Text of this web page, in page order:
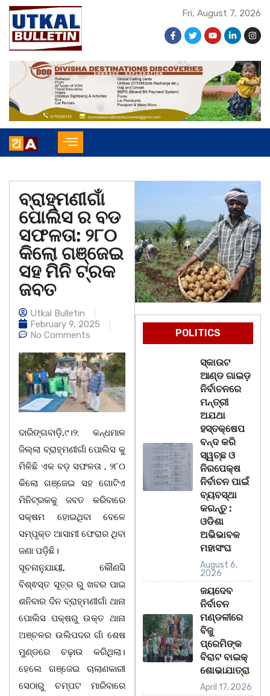
Fri, August 7, 2026
ବ୍ରାହ୍ମଣୀଗାଁ
ପୋଲିସ ର ବଡ
ସଫଳତା: ୨୮୦
କିଲୋ ଗଞ୍ଜେଇ
ସହ ମିନି ଟ୍ରକ
ଜବତ
Utkal Bulletin
February 9, 2025
No Comments
ଦାରିଙ୍ଗବାଡ଼ି,୯।୨: କନ୍ଧମାଳ
ଜିଲ୍ଲା ବ୍ରାହ୍ମଣୀଗାଁ ପୋଲିସ କୁ
ମିଳିଛି ଏକ ବଡ଼ ସଫଳତା , ୨୮୦
କିଲୋ ଗଞ୍ଜେଇ ସହ ଗୋଟିଏ
ମିନିଟ୍ରକକୁ ଜବତ କରିବାରେ
ସକ୍ଷମ ହୋଇଥିବା ବେଳେ
ସମ୍ପୃକ୍ତ ଆସାମୀ ଫେରାର ଥିବା
ଜଣା ପଡ଼ିଛି।
ସୂଚନାନୁଯାୟୀ, କୌଣସି
ବିଶ୍ଵସ୍ତ ସୂତ୍ର ରୁ ଖବର ପାଇ
ଶନିବାର ଦିନ ବ୍ରାହ୍ମଣୀଗାଁ ଥାନା
ପୋଲିସ ପକ୍ଷରୁ ଉକ୍ତ ଥାନା
ଅଞ୍ଚଳର ଉଲିପଦର ଗାଁ ଶେଷ
ମୁଣ୍ଡରେ ଚଢ଼ାଉ କରିଥିଲା।
ହେଲେ ଗଞ୍ଜେଇ ଚାଲାଣକାରୀ
ସେଠାରୁ ଚମ୍ପଟ ମାରିବାରେ
POLITICS
ସ୍କାଉଟ
ଆଣ୍ଡ ଗାଇଡ଼
ନିର୍ବାଚନରେ
ମନ୍ତ୍ରୀ
ଅଯଥା
ହସ୍ତକ୍ଷେପ
ବନ୍ଦ କରି
ସ୍ୱଚ୍ଛ ଓ
ନିରପେକ୍ଷ
ନିର୍ବାଚନ ପାଇଁ
ବ୍ୟବସ୍ଥା
କରନ୍ତୁ :
ଓଡିଶା
ଅଭିଭାବକ
ମହାସଂଘ
August 6,
2026
ଜୟଦେବ
ନିର୍ବାଚନ
ମଣ୍ଡଳୀରେ
ବିଜୁ
ପ୍ରେମିଙ୍କ
ବିରାଟ ବାଇକ୍
ଶୋଭାଯାତ୍ରା
April 17, 2026